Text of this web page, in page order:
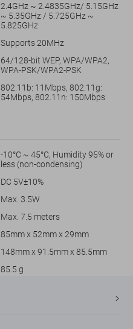
2.4GHz ~ 2.4835GHz/ 5.15GHz
~ 5.35GHz / 5.725GHz ~
5.825GHz
Supports 20MHz
64/128-bit WEP, WPA/WPA2,
WPA-PSK/WPA2-PSK
802.11b: 11Mbps, 802.11g:
54Mbps, 802.11n: 150Mbps
-10°C ~ 45°C, Humidity 95% or
less (non-condensing)
DC 5V±10%
Max. 3.5W
Max. 7.5 meters
85mm x 52mm x 29mm
148mm x 91.5mm x 85.5mm
85.5 g